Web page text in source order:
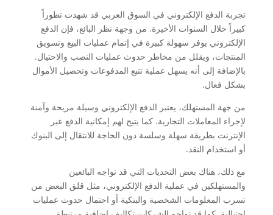
تجربة الدفع الإلكتروني في السوق العربي قد شهدت تطوراً
كبيراً خلال السنوات الأخيرة. من وجهة نظر البائع، فإن الدفع
الإلكتروني يوفر سهولة كبيرة في إتمام عمليات البيع وتسويق
المنتجات، ويقلل من مخاطر حدوث عمليات النصب والاحتيال.
بالإضافة إلى أنه يسهل عملية تتبع المدفوعات وتحصيل الأموال
بشكل فعال.
من جهة المستهلك، يعتبر الدفع الإلكتروني وسيلة مريحة وآمنة
لإجراء المعاملات التجارية. كما يتيح لهم إمكانية الدفع عبر
الإنترنت بطريقة سهلة وسلسة دون الحاجة للانتقال إلى البنوك
أو استخدام النقد.
مع ذلك، هناك بعض التحديات التي قد تواجه البائعين
والمستهلكين في عملية الدفع الإلكتروني، مثل قلق البعض من
تسرب المعلومات الشخصية والبنكية أو احتمال حدوث عمليات